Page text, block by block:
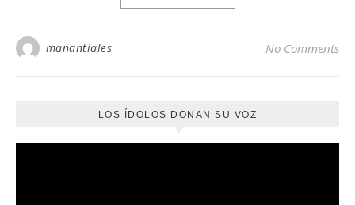
manantiales No Comments
LOS ÍDOLOS DONAN SU VOZ